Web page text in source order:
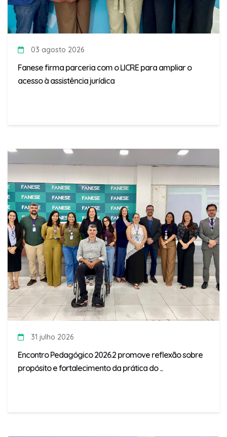
03 agosto 2026
Fanese firma parceria com o LICRE para ampliar o
acesso à assistência jurídica
31 julho 2026
Encontro Pedagógico 2026.2 promove reflexão sobre
propósito e fortalecimento da prática do ...